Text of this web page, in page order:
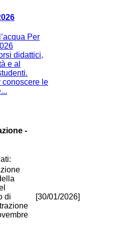
Per
didattici,
e al
conoscere le
-
di
[30/01/2026]